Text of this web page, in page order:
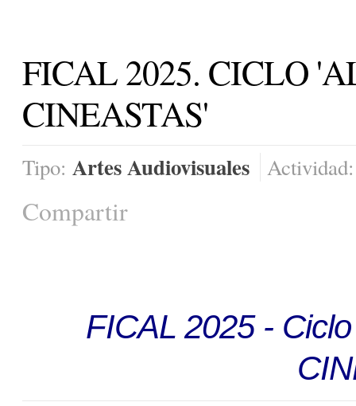
FICAL 2025. CICLO
CINEASTAS'
Tipo: Artes Audiovisuales
Compartir
FICAL 2025 -